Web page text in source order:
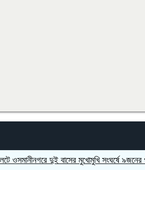
দুই বাসের মুখোমুখি সংঘর্ষে ৯জনের প্রাণহানী